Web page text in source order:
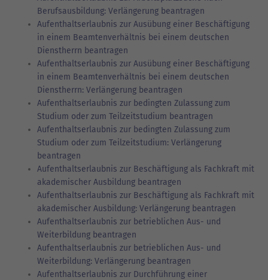
Berufsausbildung: Verlängerung beantragen
Aufenthaltserlaubnis zur Ausübung einer Beschäftigung
in einem Beamtenverhältnis bei einem deutschen
Dienstherrn beantragen
Aufenthaltserlaubnis zur Ausübung einer Beschäftigung
in einem Beamtenverhältnis bei einem deutschen
Dienstherrn: Verlängerung beantragen
Aufenthaltserlaubnis zur bedingten Zulassung zum
Studium oder zum Teilzeitstudium beantragen
Aufenthaltserlaubnis zur bedingten Zulassung zum
Studium oder zum Teilzeitstudium: Verlängerung
beantragen
Aufenthaltserlaubnis zur Beschäftigung als Fachkraft mit
akademischer Ausbildung beantragen
Aufenthaltserlaubnis zur Beschäftigung als Fachkraft mit
akademischer Ausbildung: Verlängerung beantragen
Aufenthaltserlaubnis zur betrieblichen Aus- und
Weiterbildung beantragen
Aufenthaltserlaubnis zur betrieblichen Aus- und
Weiterbildung: Verlängerung beantragen
Aufenthaltserlaubnis zur Durchführung einer